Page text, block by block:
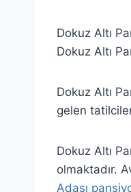
Dokuz Altı
Dokuz Altı
Dokuz Altı
gelen
Dokuz Altı
olmaktadır.
Adası